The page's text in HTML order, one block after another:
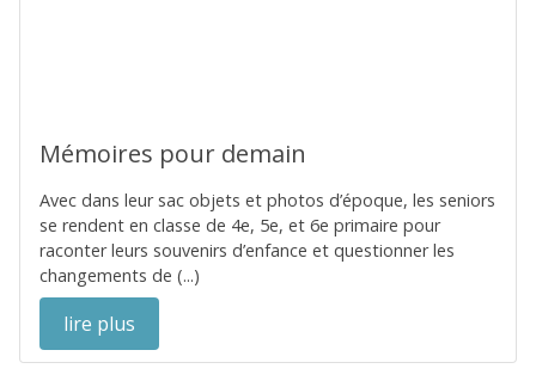
Mémoires pour demain
Avec dans leur sac objets et photos d’époque, les seniors
se rendent en classe de 4e, 5e, et 6e primaire pour
raconter leurs souvenirs d’enfance et questionner les
changements de (...)
lire plus